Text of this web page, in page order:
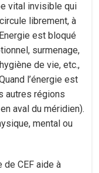
vital invisible qui
librement, à
est bloqué
surmenage,
de vie, etc.,
l’énergie est
autres régions
aval du méridien).
mental ou
de CEF aide à